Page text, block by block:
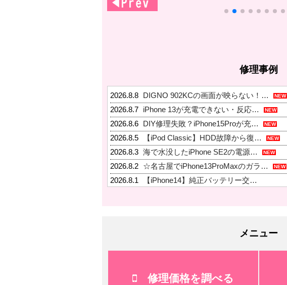
修理事例
2026.8.8 DIGNO 902KCの画面が映らない！… NEW
2026.8.7 iPhone 13が充電できない・反応… NEW
2026.8.6 DIY修理失敗？iPhone15Proが充… NEW
2026.8.5 【iPod Classic】HDD故障から復… NEW
2026.8.3 海で水没したiPhone SE2の電源… NEW
2026.8.2 ☆名古屋でiPhone13ProMaxのガラ… NEW
2026.8.1
【iPhone14】純正バッテリー交…
メニュー
修理価格を調べる